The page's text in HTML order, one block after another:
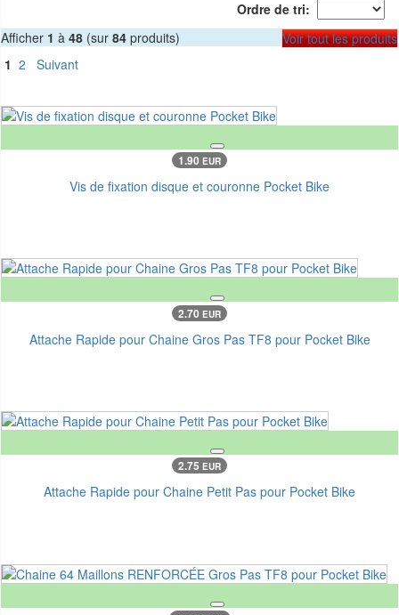
Ordre de tri:
Afficher 1 à 48 (sur 84 produits)
Voir tout les produits
1 2 Suivant
1.90 EUR
Vis de fixation disque et couronne Pocket Bike
2.70 EUR
Attache Rapide pour Chaine Gros Pas TF8 pour Pocket Bike
2.75 EUR
Attache Rapide pour Chaine Petit Pas pour Pocket Bike